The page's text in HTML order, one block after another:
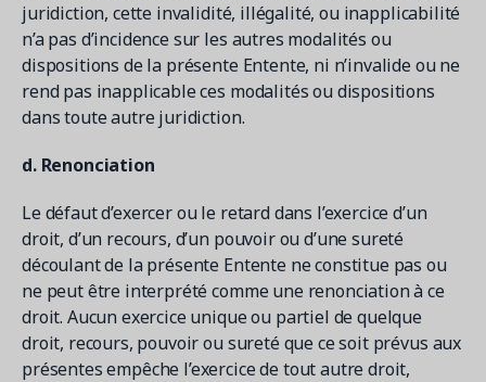
juridiction, cette invalidité, illégalité, ou inapplicabilité
n’a pas d’incidence sur les autres modalités ou
dispositions de la présente Entente, ni n’invalide ou ne
rend pas inapplicable ces modalités ou dispositions
dans toute autre juridiction.
d. Renonciation
Le défaut d’exercer ou le retard dans l’exercice d’un
droit, d’un recours, d’un pouvoir ou d’une sureté
découlant de la présente Entente ne constitue pas ou
ne peut être interprété comme une renonciation à ce
droit. Aucun exercice unique ou partiel de quelque
droit, recours, pouvoir ou sureté que ce soit prévus aux
présentes empêche l’exercice de tout autre droit,